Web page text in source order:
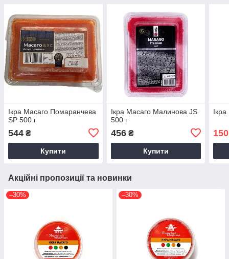
Ікра Масаго Помаранчева
SP 500 г
544 ₴
Купити
Ікра Масаго Малинова JS
500 г
456₴
Купити
150
Акційні пропозиції та новинки
–30% –30%